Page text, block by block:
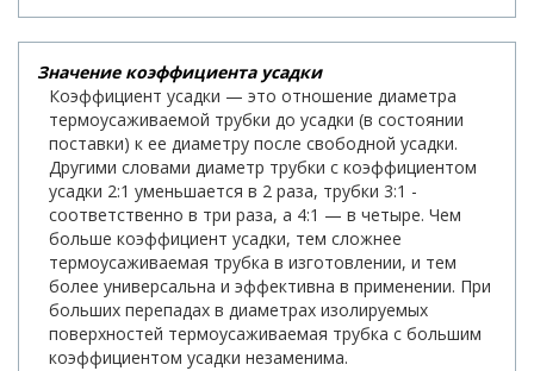
Значение коэффициента усадки
Коэффициент усадки — это отношение диаметра
термоусаживаемой трубки до усадки (в состоянии
поставки) к ее диаметру после свободной усадки.
Другими словами диаметр трубки с коэффициентом
усадки 2:1 уменьшается в 2 раза, трубки 3:1 -
соответственно в три раза, а 4:1 — в четыре. Чем
больше коэффициент усадки, тем сложнее
термоусаживаемая трубка в изготовлении, и тем
более универсальна и эффективна в применении. При
больших перепадах в диаметрах изолируемых
поверхностей термоусаживаемая трубка с большим
коэффициентом усадки незаменима.